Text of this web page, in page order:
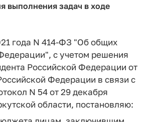
выполнения задач в ходе
года N 414-ФЗ "Об общих
с учетом решения
Российской Федерации от
Федерации в связи с
N 54 от 29 декабря
области, постановляю: